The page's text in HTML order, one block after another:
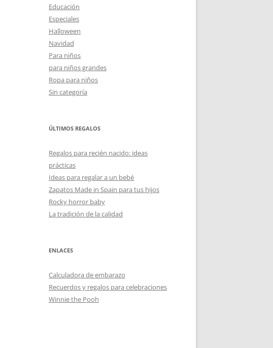
Educación
Especiales
Halloween
Navidad
Para niños
para niños grandes
Ropa para niños
Sin categoría
ÚLTIMOS REGALOS
Regalos para recién nacido: ideas
prácticas
Ideas para regalar a un bebé
Zapatos Made in Spain para tus hijos
Rocky horror baby
La tradición de la calidad
ENLACES
Calculadora de embarazo
Recuerdos y regalos para celebraciones
Winnie the Pooh